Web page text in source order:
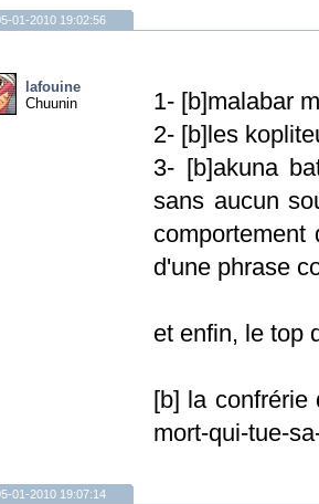
01-2010 19:02:56
lafouine
Chuunin
1- [b]malabar
2- [b]les
3- [b]akuna
sans aucun
d'une phrase
et enfin, le top
[b] la confrérie
mort-qui-tue-
01-2010 19:07:14